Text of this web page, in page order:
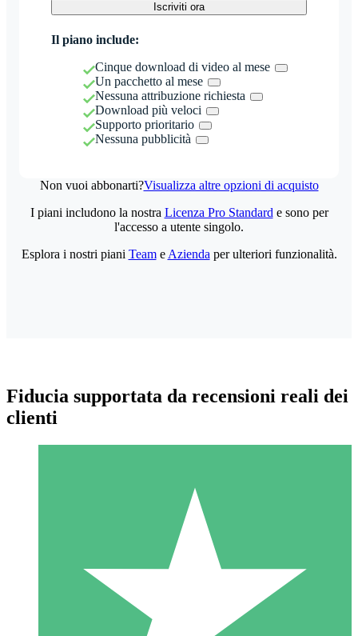
Iscriviti ora
Il piano include:
Cinque download di video al mese
Un pacchetto al mese
Nessuna attribuzione richiesta
Download più veloci
Supporto prioritario
Nessuna pubblicità
Non vuoi abbonarti?Visualizza altre opzioni di acquisto
Pacchetti di Crediti Individuali
Paga a consumo con crediti di download. Nessun impegno
I piani includono la nostra Licenza Pro Standard e sono per
l'accesso a utente singolo.
Esplora i nostri piani Teame Azienda per ulteriori funzionalità.
Fiducia supportata da recensioni reali dei
clienti